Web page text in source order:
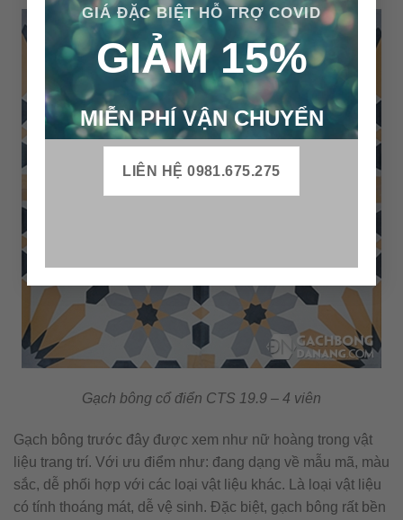
GIÁ ĐẶC BIỆT HỖ TRỢ COVID
GIẢM 15%
MIỄN PHÍ VẬN CHUYỂN
LIÊN HỆ 0981.675.275
Gạch bông cổ điển CTS 19.9 – 4 viên
Gạch bông trước đây được xem như nữ hoàng trong vật
liệu trang trí. Với ưu điểm như: đang dạng về mẫu mã, màu
sắc, dễ phối hợp với các loại vật liệu khác. Là loại vật liệu
có tính thoáng mát, dễ vệ sinh. Đặc biệt, gạch bông rất bền